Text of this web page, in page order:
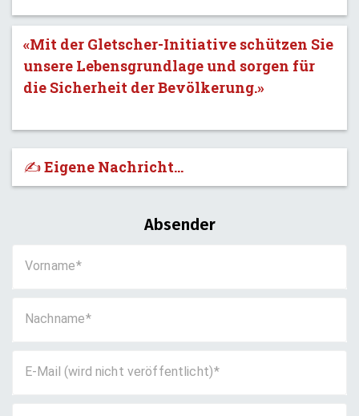
«Mit der Gletscher-Initiative schützen Sie
unsere Lebensgrundlage und sorgen für
die Sicherheit der Bevölkerung.»
✍️ Eigene Nachricht...
Absender
Vorname
Nachname
E-Mail (wird nicht veröffentlicht)